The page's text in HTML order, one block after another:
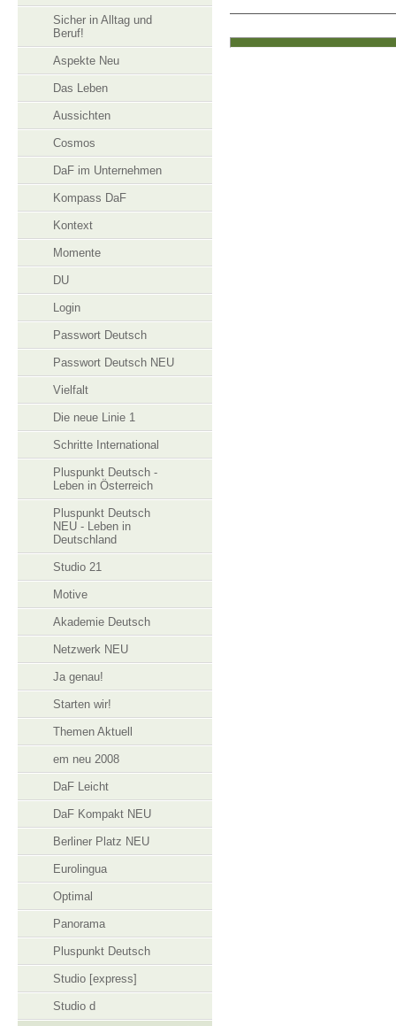
Sicher in Alltag und
Beruf!
Aspekte Neu
Das Leben
Aussichten
Cosmos
DaF im Unternehmen
Kompass DaF
Kontext
Momente
DU
Login
Passwort Deutsch
Passwort Deutsch NEU
Vielfalt
Die neue Linie 1
Schritte International
Pluspunkt Deutsch -
Leben in Österreich
Pluspunkt Deutsch
NEU - Leben in
Deutschland
Studio 21
Motive
Akademie Deutsch
Netzwerk NEU
Ja genau!
Starten wir!
Themen Aktuell
em neu 2008
DaF Leicht
DaF Kompakt NEU
Berliner Platz NEU
Eurolingua
Optimal
Panorama
Pluspunkt Deutsch
Studio [express]
Studio d